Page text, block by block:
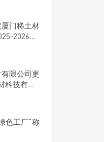
门稀土材
2026年
限公司更
科技有限
色工厂”称